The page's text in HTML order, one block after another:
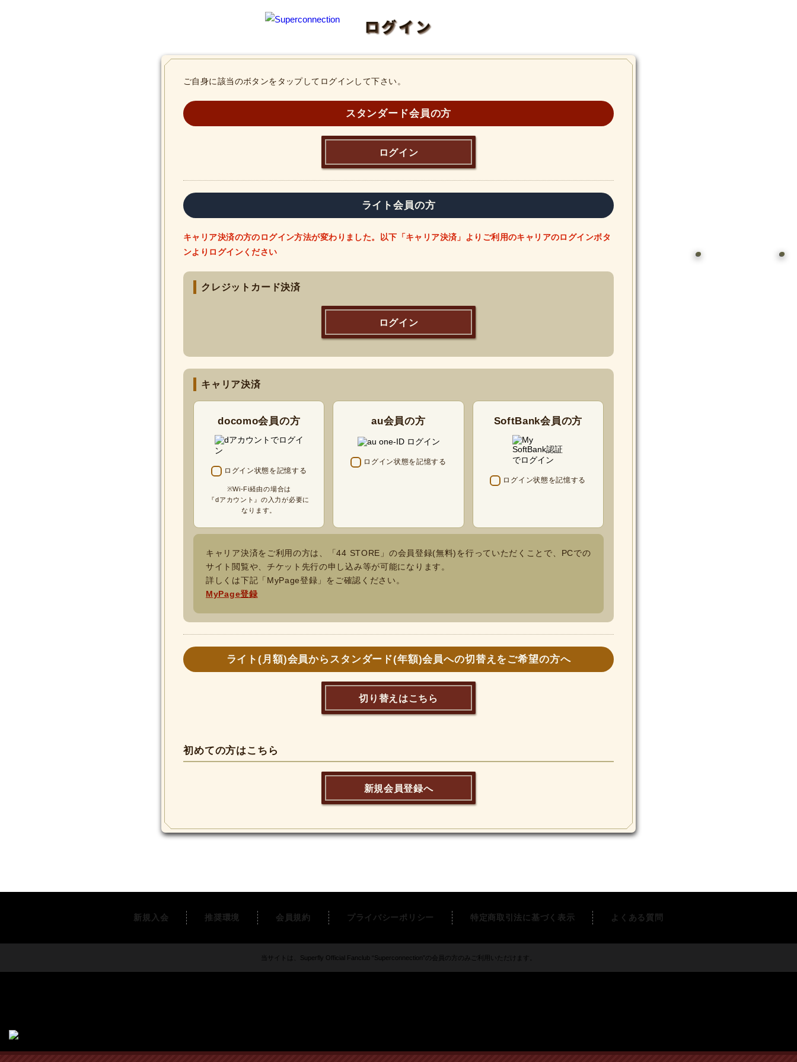
ログイン
ご自身に該当のボタンをタップしてログインして下さい。
スタンダード会員の方
ログイン
ライト会員の方
キャリア決済の方のログイン方法が変わりました。以下「キャリア決済」よりご利用のキャリアのログインボタ
ンよりログインください
クレジットカード決済
ログイン
キャリア決済
docomo会員の方
ログイン状態を記憶する
※Wi-Fi経由の場合は
『dアカウント』の入力が必要に
なります。
au会員の方
ログイン状態を記憶する
SoftBank会員の方
ログイン状態を記憶する
キャリア決済をご利用の方は、「44 STORE」の会員登録(無料)を行っていただくことで、PCでの
サイト閲覧や、チケット先行の申し込み等が可能になります。
詳しくは下記「MyPage登録」をご確認ください。
MyPage登録
ライト(月額)会員から スタンダード(年額)会員への切替えをご希望の方へ
切り替えはこちら
初めての方はこちら
新規会員登録へ
新規入会 推奨環境 会員規約 プライバシーポリシー 特定商取引法に基づく表示 よくある質問
当サイトは、Superfly Official Fanclub “Superconnection”の会員の方のみご利用いただけます。